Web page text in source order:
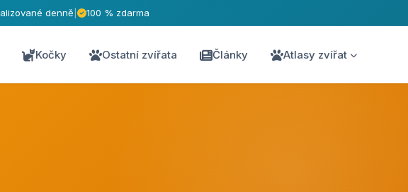
denně 100 % zdarma
Kočky Ostatní zvířata Články Atlasy zvířat